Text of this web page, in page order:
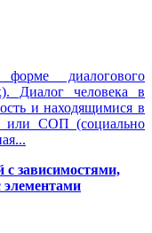
диалогового
Диалог человека в
и находящимися в
или СОП (социально
зависимостями,
элементами